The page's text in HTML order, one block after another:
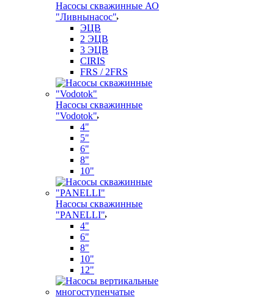
Насосы скважинные АО
"Ливнынасос"
ЭЦВ
2 ЭЦВ
3 ЭЦВ
CIRIS
FRS / 2FRS
Насосы скважинные
"Vodotok"
4"
5"
6"
8"
10"
Насосы скважинные
"PANELLI"
4"
6"
8"
10"
12"